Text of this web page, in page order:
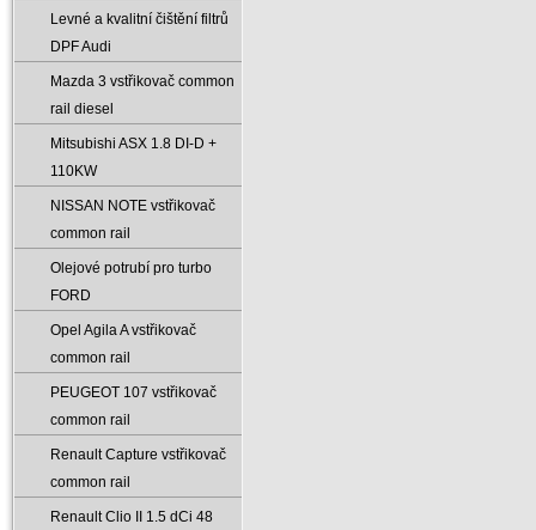
Levné a kvalitní čištění filtrů
DPF Audi
Mazda 3 vstřikovač common
rail diesel
Mitsubishi ASX 1.8 DI-D +
110KW
NISSAN NOTE vstřikovač
common rail
Olejové potrubí pro turbo
FORD
Opel Agila A vstřikovač
common rail
PEUGEOT 107 vstřikovač
common rail
Renault Capture vstřikovač
common rail
Renault Clio II 1.5 dCi 48